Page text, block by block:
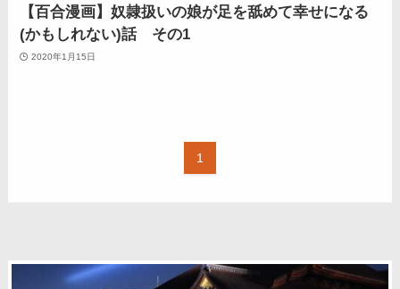
【百合漫画】奴隷扱いの娘が足を舐めて幸せになる
(かもしれない)話 その1
2020年1月15日
1